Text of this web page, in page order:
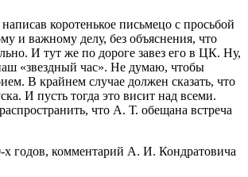
коротенькое письмецо с просьбой
и важному делу, без объяснения, что
И тут же по дороге завез его в ЦК. Ну,
«звездный час». Не думаю, чтобы
В крайнем случае должен сказать, что
И пусть тогда это висит над всеми.
что А. Т. обещана встреча
х годов, комментарий А. И. Кондратовича